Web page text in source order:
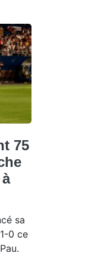
75
sa
0 ce